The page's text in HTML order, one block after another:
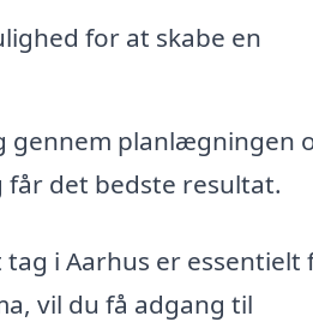
for at skabe en
gennem planlægningen
det bedste resultat.
i Aarhus er essentielt
vil du få adgang til